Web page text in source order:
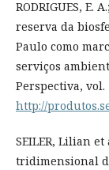
RODRIGUES, E.
reserva da
Paulo como
serviços
Perspectiva, vol.
http://
SEILER, Lilian
tridimensional